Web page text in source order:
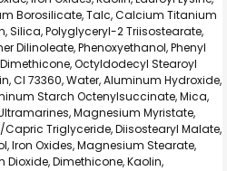
Borosilicate, Talc, Calcium Titanium
Silica, Polyglyceryl-2 Triisostearate,
Dilinoleate, Phenoxyethanol, Phenyl
Octyldodecyl Stearoyl
CI 73360, Water, Aluminum Hydroxide,
Starch Octenylsuccinate, Mica,
Magnesium Myristate,
Triglyceride, Diisostearyl Malate,
Iron Oxides, Magnesium Stearate,
Dioxide, Dimethicone, Kaolin,